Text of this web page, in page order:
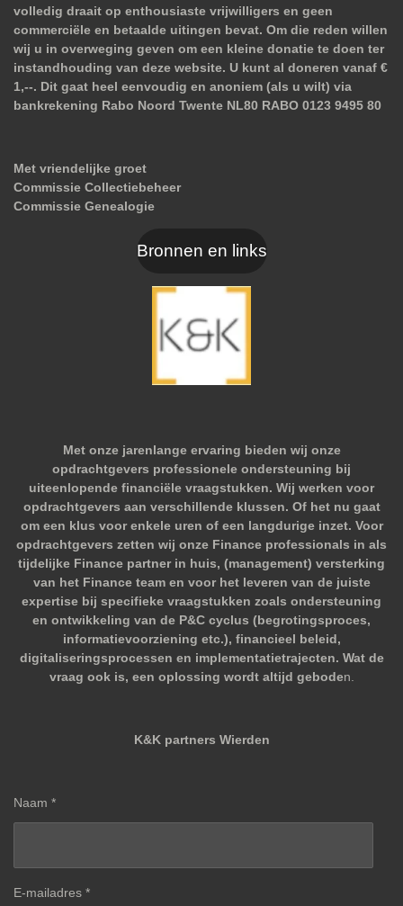
volledig draait op enthousiaste vrijwilligers en geen
commerciële en betaalde uitingen bevat. Om die reden willen
wij u in overweging geven om een kleine donatie te doen ter
instandhouding van deze website. U kunt al doneren vanaf €
1,--. Dit gaat heel eenvoudig en anoniem (als u wilt) via
bankrekening Rabo Noord Twente NL80 RABO 0123 9495 80
Met vriendelijke groet
Commissie Collectiebeheer
Commissie Genealogie
Bronnen en links
Met onze jarenlange ervaring bieden wij onze
opdrachtgevers professionele ondersteuning bij
uiteenlopende financiële vraagstukken. Wij werken voor
opdrachtgevers aan verschillende klussen. Of het nu gaat
om een klus voor enkele uren of een langdurige inzet. Voor
opdrachtgevers zetten wij onze Finance professionals in als
tijdelijke Finance partner in huis, (management) versterking
van het Finance team en voor het leveren van de juiste
expertise bij specifieke vraagstukken zoals ondersteuning
en ontwikkeling van de P&C cyclus (begrotingsproces,
informatievoorziening etc.), financieel beleid,
digitaliseringsprocessen en implementatietrajecten. Wat de
vraag ook is, een oplossing wordt altijd geboden.
K&K partners Wierden
Naam *
E-mailadres *